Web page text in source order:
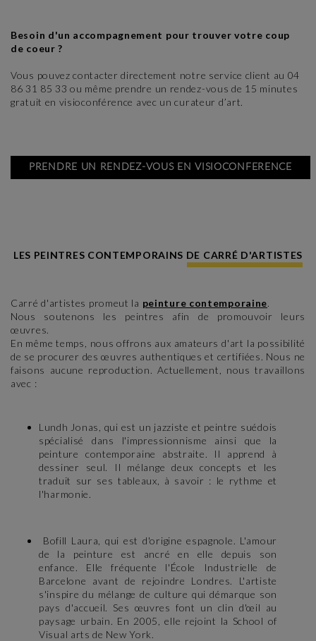
Besoin d'un accompagnement pour trouver votre coup
de coeur ?
Vous pouvez contacter directement notre service client au 04
86 31 85 33 ou même prendre un rendez-vous de 15 minutes
gratuit en visioconférence avec un curateur d’art.
PRENDRE UN RENDEZ-VOUS EN VISIOCONFERENCE
LES PEINTRES CONTEMPORAINS DE CARRÉ D'ARTISTES
Carré d'artistes promeut la peinture contemporaine.
Nous soutenons les peintres afin de promouvoir leurs
œuvres.
En même temps, nous offrons aux amateurs d'art la possibilité
de se procurer des œuvres authentiques et certifiées. Nous ne
faisons aucune reproduction. Actuellement, nous travaillons
avec :
Lundh Jonas, qui est un jazziste et peintre suédois
spécialisé dans l'impressionnisme ainsi que la
peinture contemporaine abstraite. Il apprend à
dessiner seul. Il mélange deux concepts et les
traduit sur ses tableaux, à savoir : le rythme et
l'harmonie.
Bofill Laura, qui est d'origine espagnole. L'amour
de la peinture est ancré en elle depuis son
enfance. Elle fréquente l'École Industrielle de
Barcelone avant de rejoindre Londres. L'artiste
s'inspire du mélange de culture qui démarque son
pays d'accueil. Ses œuvres font un clin d'œil au
paysage urbain. En 2005, elle rejoint la School of
Visual arts de New York.